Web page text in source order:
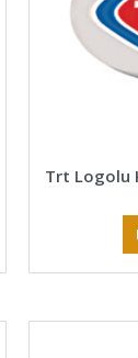
Trt Logolu